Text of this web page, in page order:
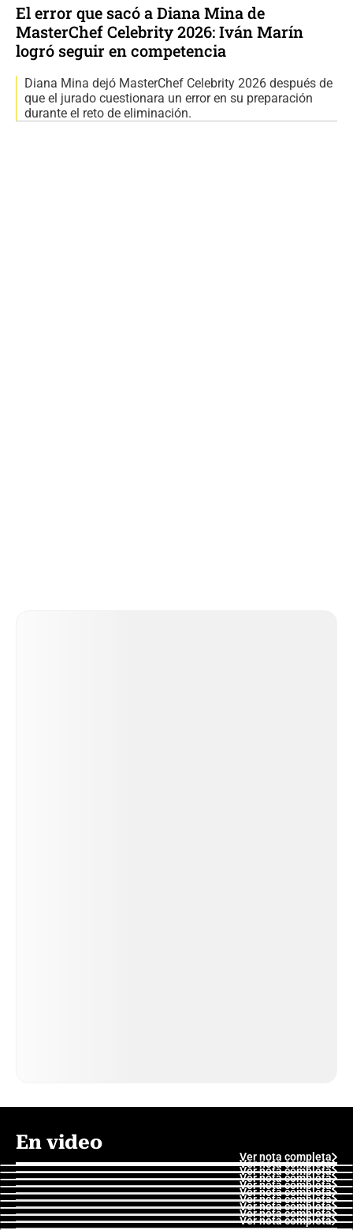
El error que sacó a Diana Mina de
MasterChef Celebrity 2026: Iván Marín
logró seguir en competencia
Diana Mina dejó MasterChef Celebrity 2026 después de
que el jurado cuestionara un error en su preparación
durante el reto de eliminación.
En video
Ver nota completa
Ver nota completa
Ver nota completa
Ver nota completa
Ver nota completa
Ver nota completa
Ver nota completa
Ver nota completa
Ver nota completa
Ver nota completa